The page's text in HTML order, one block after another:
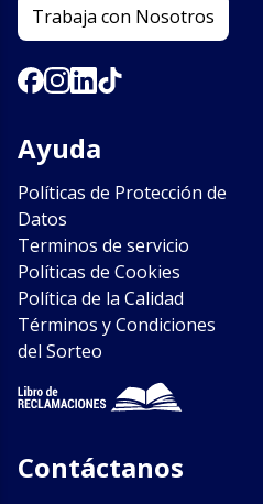
Trabaja con Nosotros
Ayuda
Políticas de Protección de
Datos
Terminos de servicio
Políticas de Cookies
Política de la Calidad
Términos y Condiciones
del Sorteo
Contáctanos